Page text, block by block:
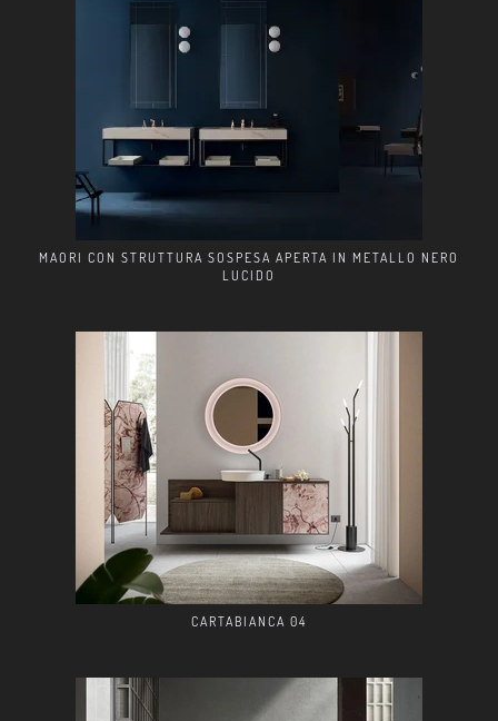
MAORI CON STRUTTURA SOSPESA APERTA IN METALLO NERO
LUCIDO
CARTABIANCA 04